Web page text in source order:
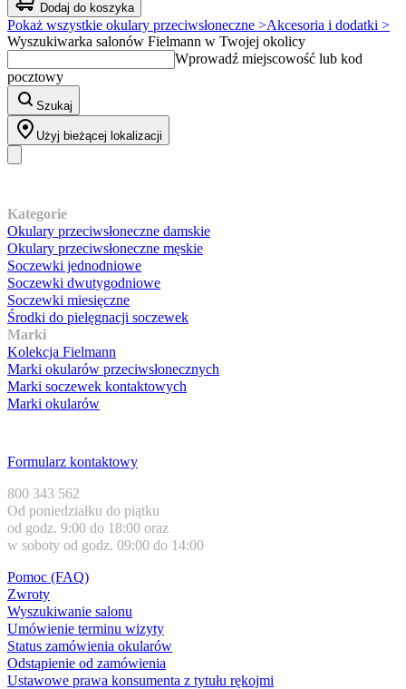
Dodaj do koszyka
Pokaż wszystkie okulary przeciwsłoneczne >Akcesoria i dodatki >
Wyszukiwarka salonów Fielmann w Twojej okolicy
Wprowadź miejscowość lub kod
pocztowy
Szukaj
Użyj bieżącej lokalizacji
Kategorie
Okulary przeciwsłoneczne damskie
Okulary przeciwsłoneczne męskie
Soczewki jednodniowe
Soczewki dwutygodniowe
Soczewki miesięczne
Środki do pielęgnacji soczewek
Marki
Kolekcja Fielmann
Marki okularów przeciwsłonecznych
Marki soczewek kontaktowych
Marki okularów
Formularz kontaktowy
800 343 562
Od poniedziałku do piątku
od godz. 9:00 do 18:00 oraz
w soboty od godz. 09:00 do 14:00
Pomoc (FAQ)
Zwroty
Wyszukiwanie salonu
Umówienie terminu wizyty
Status zamówienia okularów
Odstąpienie od zamówienia
Ustawowe prawa konsumenta z tytułu rękojmi